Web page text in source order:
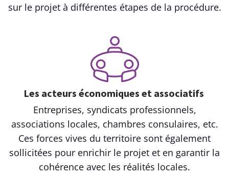
sur le projet à différentes étapes de la procédure.
Les acteurs économiques et associatifs
Entreprises, syndicats professionnels,
associations locales, chambres consulaires, etc.
Ces forces vives du territoire sont également
sollicitées pour enrichir le projet et en garantir la
cohérence avec les réalités locales.